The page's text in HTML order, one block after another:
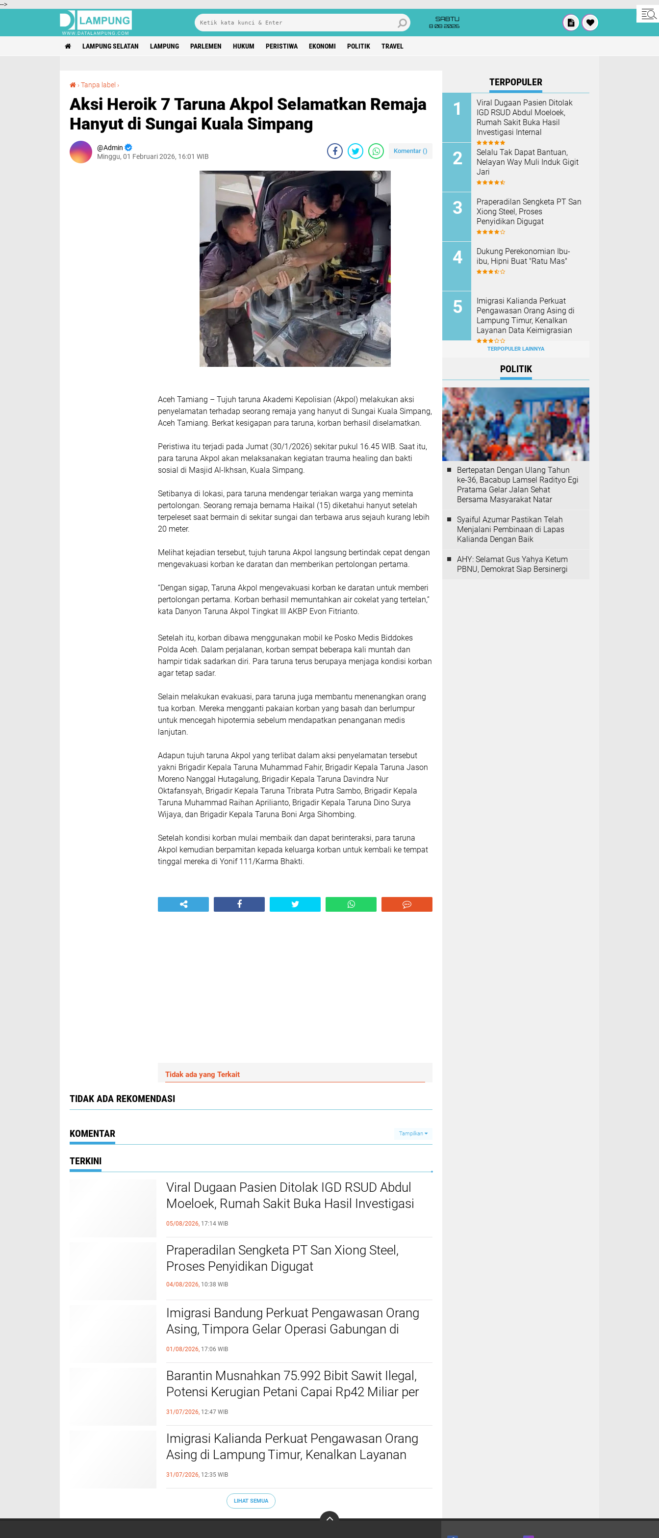
-->
SABTU
8 08 2026
LAMPUNG SELATAN LAMPUNG PARLEMEN HUKUM PERISTIWA EKONOMI POLITIK TRAVEL
›Tanpa label ›
Aksi Heroik 7 Taruna Akpol Selamatkan Remaja
Hanyut di Sungai Kuala Simpang
Admin
Minggu, 01 Februari 2026, 16:01 WIB
Komentar ()
Aceh Tamiang – Tujuh taruna Akademi Kepolisian (Akpol) melakukan aksi
penyelamatan terhadap seorang remaja yang hanyut di Sungai Kuala Simpang,
Aceh Tamiang. Berkat kesigapan para taruna, korban berhasil diselamatkan.
Peristiwa itu terjadi pada Jumat (30/1/2026) sekitar pukul 16.45 WIB. Saat itu,
para taruna Akpol akan melaksanakan kegiatan trauma healing dan bakti
sosial di Masjid Al-Ikhsan, Kuala Simpang.
Setibanya di lokasi, para taruna mendengar teriakan warga yang meminta
pertolongan. Seorang remaja bernama Haikal (15) diketahui hanyut setelah
terpeleset saat bermain di sekitar sungai dan terbawa arus sejauh kurang lebih
20 meter.
Melihat kejadian tersebut, tujuh taruna Akpol langsung bertindak cepat dengan
mengevakuasi korban ke daratan dan memberikan pertolongan pertama.
“Dengan sigap, Taruna Akpol mengevakuasi korban ke daratan untuk memberi
pertolongan pertama. Korban berhasil memuntahkan air cokelat yang tertelan,”
kata Danyon Taruna Akpol Tingkat III AKBP Evon Fitrianto.
Setelah itu, korban dibawa menggunakan mobil ke Posko Medis Biddokes
Polda Aceh. Dalam perjalanan, korban sempat beberapa kali muntah dan
hampir tidak sadarkan diri. Para taruna terus berupaya menjaga kondisi korban
agar tetap sadar.
Selain melakukan evakuasi, para taruna juga membantu menenangkan orang
tua korban. Mereka mengganti pakaian korban yang basah dan berlumpur
untuk mencegah hipotermia sebelum mendapatkan penanganan medis
lanjutan.
Adapun tujuh taruna Akpol yang terlibat dalam aksi penyelamatan tersebut
yakni Brigadir Kepala Taruna Muhammad Fahir, Brigadir Kepala Taruna Jason
Moreno Nanggal Hutagalung, Brigadir Kepala Taruna Davindra Nur
Oktafansyah, Brigadir Kepala Taruna Tribrata Putra Sambo, Brigadir Kepala
Taruna Muhammad Raihan Aprilianto, Brigadir Kepala Taruna Dino Surya
Wijaya, dan Brigadir Kepala Taruna Boni Arga Sihombing.
Setelah kondisi korban mulai membaik dan dapat berinteraksi, para taruna
Akpol kemudian berpamitan kepada keluarga korban untuk kembali ke tempat
tinggal mereka di Yonif 111/Karma Bhakti.
Tidak ada yang Terkait
TIDAK ADA REKOMENDASI
KOMENTAR Tampilkan
TERKINI
Viral Dugaan Pasien Ditolak IGD RSUD Abdul
Moeloek, Rumah Sakit Buka Hasil Investigasi
Internal
05/08/2026, 17:14 WIB
Praperadilan Sengketa PT San Xiong Steel,
Proses Penyidikan Digugat
04/08/2026, 10:38 WIB
Imigrasi Bandung Perkuat Pengawasan Orang
Asing, Timpora Gelar Operasi Gabungan di
Bandung Barat dan Cimahi
01/08/2026, 17:06 WIB
Barantin Musnahkan 75.992 Bibit Sawit Ilegal,
Potensi Kerugian Petani Capai Rp42 Miliar per
Tahun
31/07/2026, 12:47 WIB
Imigrasi Kalianda Perkuat Pengawasan Orang
Asing di Lampung Timur, Kenalkan Layanan
Data Keimigrasian
31/07/2026, 12:35 WIB
LIHAT SEMUA
TERPOPULER
Viral Dugaan Pasien Ditolak
IGD RSUD Abdul Moeloek,
Rumah Sakit Buka Hasil
Investigasi Internal
Selalu Tak Dapat Bantuan,
Nelayan Way Muli Induk Gigit
Jari
Praperadilan Sengketa PT San
Xiong Steel, Proses
Penyidikan Digugat
Dukung Perekonomian Ibu-
ibu, Hipni Buat "Ratu Mas"
Imigrasi Kalianda Perkuat
Pengawasan Orang Asing di
Lampung Timur, Kenalkan
Layanan Data Keimigrasian
TERPOPULER LAINNYA
POLITIK
Bertepatan Dengan Ulang Tahun
ke-36, Bacabup Lamsel Radityo Egi
Pratama Gelar Jalan Sehat
Bersama Masyarakat Natar
Syaiful Azumar Pastikan Telah
Menjalani Pembinaan di Lapas
Kalianda Dengan Baik
AHY: Selamat Gus Yahya Ketum
PBNU, Demokrat Siap Bersinergi